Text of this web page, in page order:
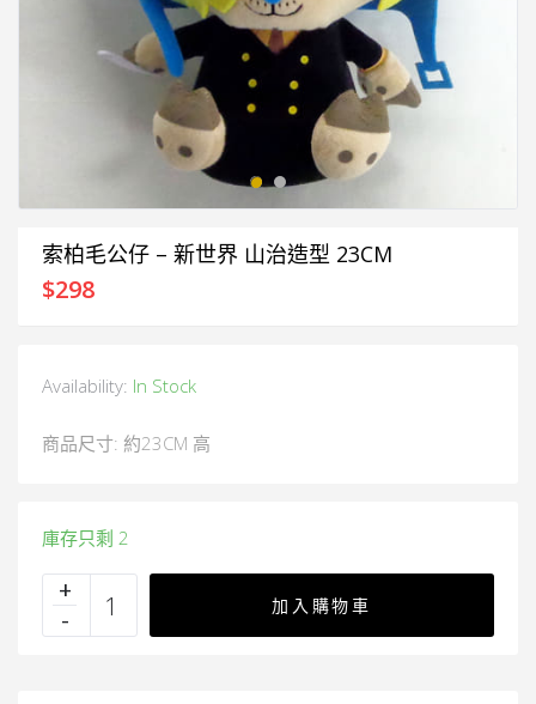
索柏毛公仔 – 新世界 山治造型 23CM
$298
Availability: In Stock
商品尺寸: 約23CM 高
庫存只剩 2
加入購物車